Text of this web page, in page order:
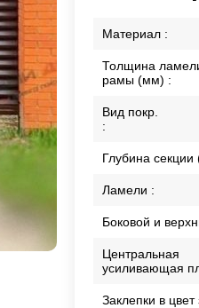
ВСЕ ДЛЯ
Материал :
Толщина
рамы (мм) :
Вид покр.
:
Глубина
Ламели :
Боковой и
Центральная
усиливающая
Заклепки в цвет